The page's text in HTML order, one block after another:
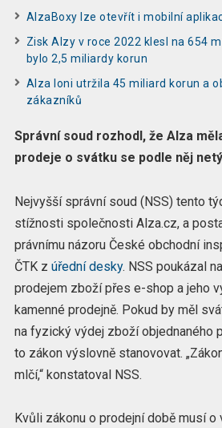
AlzaBoxy lze otevřít i mobilní
Zisk Alzy v roce 2022 klesl na 654
bylo 2,5 miliardy korun
Alza loni utržila 45 miliard korun a
zákazníků
Správní soud rozhodl, že Alza
prodeje o svátku se podle něj
Nejvyšší správní soud (NSS) tento
stížnosti společnosti Alza.cz, a
právnímu názoru České obchodní
ČTK z úřední desky. NSS poukázal
prodejem zboží přes e-shop a jeho
kamenné prodejně. Pokud by měl
na fyzický výdej zboží objednaného
to zákon výslovně stanovovat.
mlčí,“ konstatoval NSS.
Kvůli zákonu o prodejní době musí o